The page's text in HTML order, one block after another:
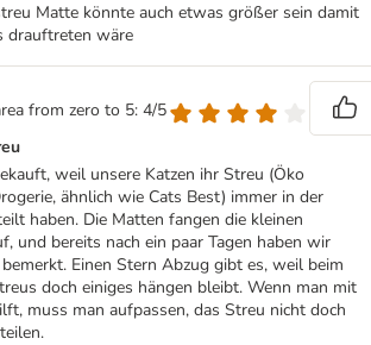
Matte könnte auch etwas größer sein damit
drauftreten wäre
from zero to 5: 4/5
weil unsere Katzen ihr Streu (Öko
ähnlich wie Cats Best) immer in der
haben. Die Matten fangen die kleinen
und bereits nach ein paar Tagen haben wir
Einen Stern Abzug gibt es, weil beim
doch einiges hängen bleibt. Wenn man mit
muss man aufpassen, das Streu nicht doch